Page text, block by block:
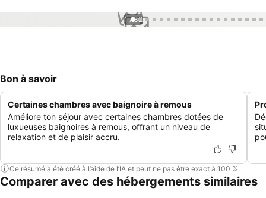
1 / 32
Bon à savoir
Certaines chambres avec baignoire à remous
Améliore ton séjour avec certaines chambres dotées de
luxueuses baignoires à remous, offrant un niveau de
relaxation et de plaisir accru.
Ce résumé a été créé à l’aide de l’IA et peut ne pas être exact à 100 %.
Comparer avec des hébergements similaires